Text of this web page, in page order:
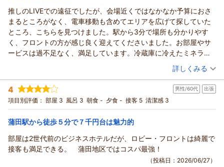
推しのLIVEでの遠征でしたが、会場近くではなかなか予算におさ
まるところがなく、電車移動も含めてエリアを広げて探していた
ところ、こちらを見つけました。駅から3分で場所も分かりやす
く、フロントの方が感じ良く迎えてくださいました。お部屋やサ
ービスは過不足なく、満足しています。冷蔵庫に冷えたミネラル
ウフォーターが入っていたのは酷暑に嬉しいサービスでした。お
（投稿日：2026/07/20）
宿泊時期： 2026年07月宿泊 (一人旅)
投稿者： nagi-Pさん
宿泊プラン： ☆シングル☆じゃらん ◎期間限定スペシャル価格◎
シングル 食事なし
宿泊価格帯： 7,001～8,000円(大人一人あたり/税込)
詳しくみる
4 男性/60代 出張
項目別評価： 部屋 3 風呂 3 朝食 - 夕食 - 接客 5 清潔感 3
蒲田駅から徒歩５分で７千円台は魅力的
部屋は2世代前のビジネスホテルだが、ロビー・フロントは綺麗で
接客も満足できる。 蒲田地区ではコスパ最強！
（投稿日：2026/06/27）